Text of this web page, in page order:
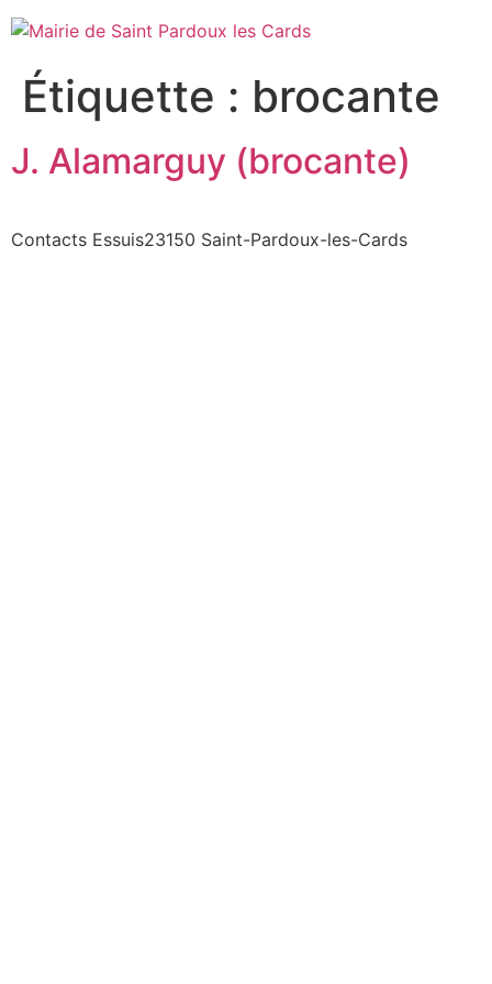
Aller
au
contenu
Étiquette : brocante
J. Alamarguy (brocante)
Contacts Essuis23150 Saint-Pardoux-les-Cards